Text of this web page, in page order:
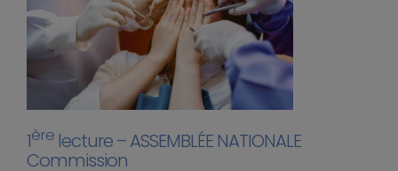
1ère lecture – ASSEMBLÉE NATIONALE
Commission